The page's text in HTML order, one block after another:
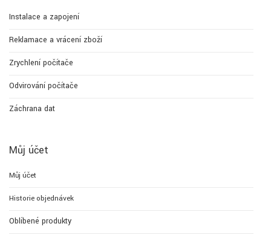
Instalace a zapojení
Reklamace a vrácení zboží
Zrychlení počítače
Odvirování počítače
Záchrana dat
Můj účet
Můj účet
Historie objednávek
Oblíbené produkty